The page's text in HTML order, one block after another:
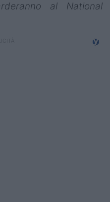
al National